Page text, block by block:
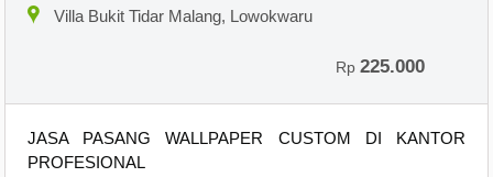
Villa Bukit Tidar Malang, Lowokwaru
Rp225.000
JASA PASANG WALLPAPER CUSTOM DI KANTOR
PROFESIONAL